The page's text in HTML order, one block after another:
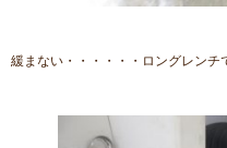
緩まない・・・・・・ロングレンチ